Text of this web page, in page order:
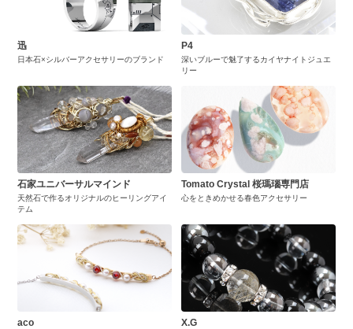
迅
日本石×シルバーアクセサリーのブランド
P4
深いブルーで魅了するカイヤナイトジュエ
リー
石家ユニバーサルマインド
天然石で作るオリジナルのヒーリングアイ
テム
Tomato Crystal 桜瑪瑙専門店
心をときめかせる春色アクセサリー
aco X.G